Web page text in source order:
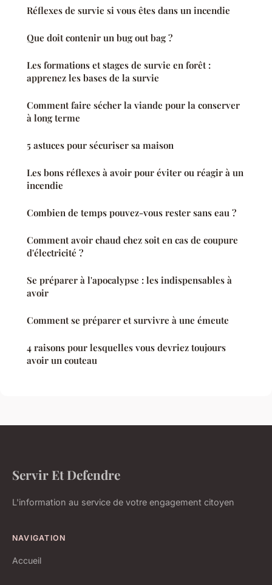
Réflexes de survie si vous êtes dans un incendie
Que doit contenir un bug out bag ?
Les formations et stages de survie en forêt :
apprenez les bases de la survie
Comment faire sécher la viande pour la conserver
à long terme
5 astuces pour sécuriser sa maison
Les bons réflexes à avoir pour éviter ou réagir à un
incendie
Combien de temps pouvez-vous rester sans eau ?
Comment avoir chaud chez soit en cas de coupure
d'électricité ?
Se préparer à l'apocalypse : les indispensables à
avoir
Comment se préparer et survivre à une émeute
4 raisons pour lesquelles vous devriez toujours
avoir un couteau
Servir Et Defendre
L'information au service de votre engagement citoyen
NAVIGATION
Accueil